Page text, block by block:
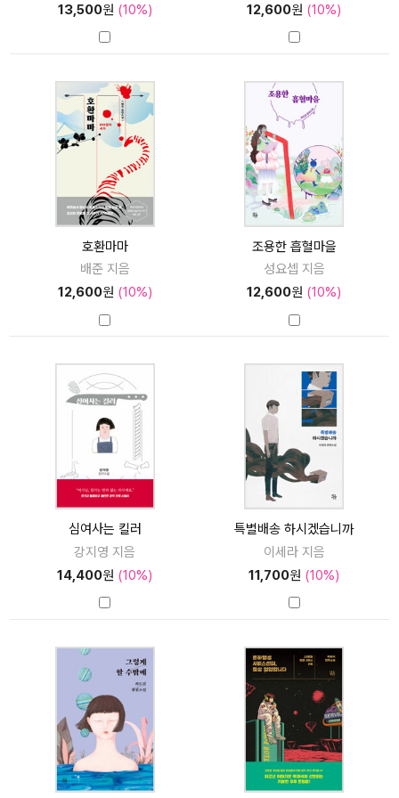
13,500원 (10%)
12,600원 (10%)
호환마마
배준 지음
12,600원 (10%)
조용한 흡혈마을
성요셉 지음
12,600원 (10%)
심여사는 킬러
강지영 지음
14,400원 (10%)
특별배송 하시겠습니까
이세라 지음
11,700원 (10%)